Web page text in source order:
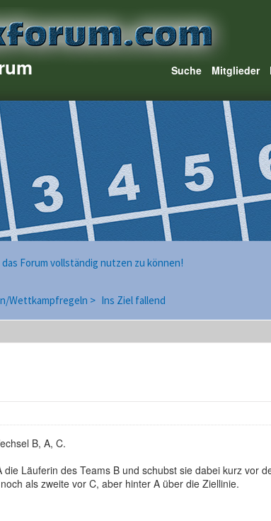
Suche
Mitglieder
Forum vollständig nutzen zu können!
Wettkampfregeln > Ins Ziel fallend
B, A, C.
Läuferin des Teams B und schubst sie dabei kurz vor
als zweite vor C, aber hinter A über die Ziellinie.